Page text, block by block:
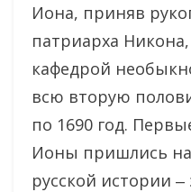
Иона, приняв
патриарха
кафедрой
всю вторую
по 1690 год.
Ионы пришлись
русской истории